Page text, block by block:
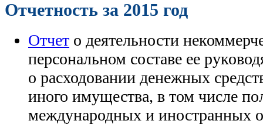
Отчетность за 2015 год
Отчет о деятельности
персональном составе ее
о расходовании денежных
иного имущества, в том числе
международных и иностранных